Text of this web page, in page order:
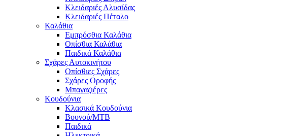
Κλειδαριές Αλυσίδας
Κλειδαριές Πέταλο
Καλάθια
Εμπρόσθια Καλάθια
Οπίσθια Καλάθια
Παιδικά Καλάθια
Σχάρες Αυτοκινήτου
Οπίσθιες Σχάρες
Σχάρες Οροφής
Μπαγαζιέρες
Κουδούνια
Κλασικά Κουδούνια
Βουνού/MTB
Παιδικά